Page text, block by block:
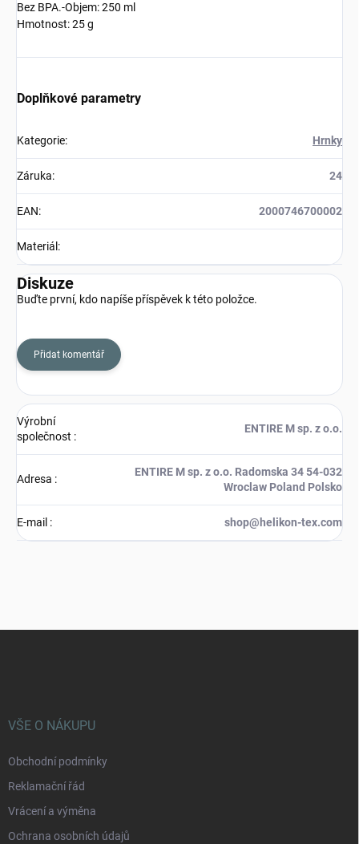
Bez BPA.-Objem: 250 ml
Hmotnost: 25 g
Doplňkové parametry
Kategorie: Hrnky
Záruka: 24
EAN: 2000746700002
Materiál :
Diskuze
Buďte první, kdo napíše příspěvek k této položce.
Přidat komentář
Výrobní
společnost :
ENTIRE M sp. z o.o.
Adresa :
ENTIRE M sp. z o.o. Radomska 34 54-032
Wroclaw Poland Polsko
E-mail : shop@helikon-tex.com
VŠE O NÁKUPU
Obchodní podmínky
Reklamační řád
Vrácení a výměna
Ochrana osobních údajů